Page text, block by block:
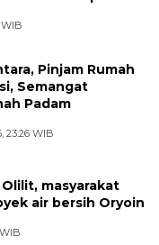
WIB
Pinjam Rumah
Semangat
Padam
23:26 WIB
masyarakat
air bersih Oryoin